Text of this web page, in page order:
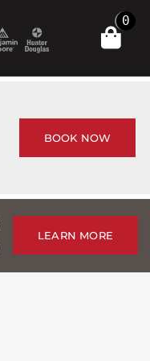
0
BOOK NOW
LEARN MORE